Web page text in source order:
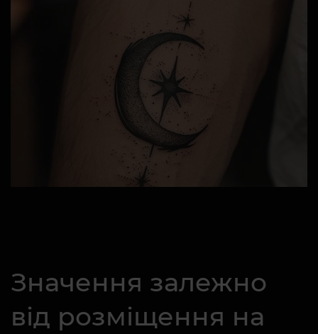
Значення залежно
від розміщення на